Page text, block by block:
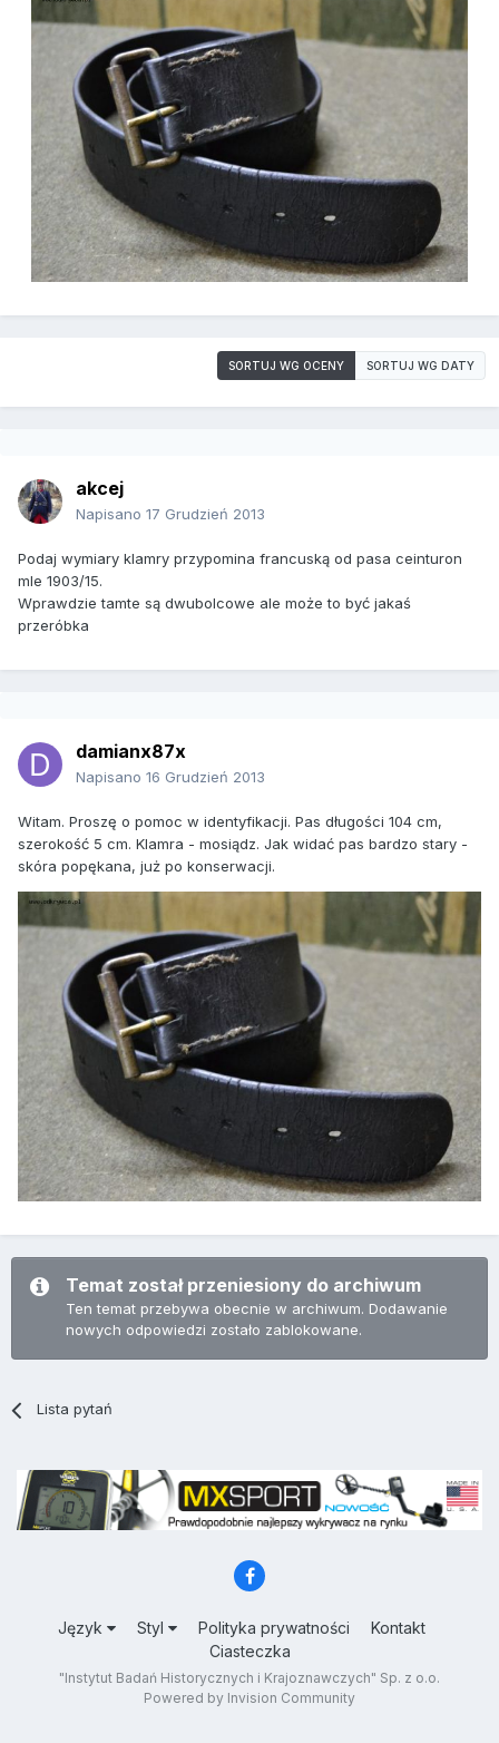
SORTUJ WG OCENY SORTUJ WG DATY
akcej
Napisano 17 Grudzień 2013
Podaj wymiary klamry przypomina francuską od pasa ceinturon
mle 1903/15.
Wprawdzie tamte są dwubolcowe ale może to być jakaś
przeróbka
damianx87x
Napisano 16 Grudzień 2013
Witam. Proszę o pomoc w identyfikacji. Pas długości 104 cm,
szerokość 5 cm. Klamra - mosiądz. Jak widać pas bardzo stary -
skóra popękana, już po konserwacji.
Temat został przeniesiony do archiwum
Ten temat przebywa obecnie w archiwum. Dodawanie
nowych odpowiedzi zostało zablokowane.
Lista pytań
Język Styl Polityka prywatności
Kontakt
Ciasteczka
"Instytut Badań Historycznych i Krajoznawczych" Sp. z o.o.
Powered by Invision Community